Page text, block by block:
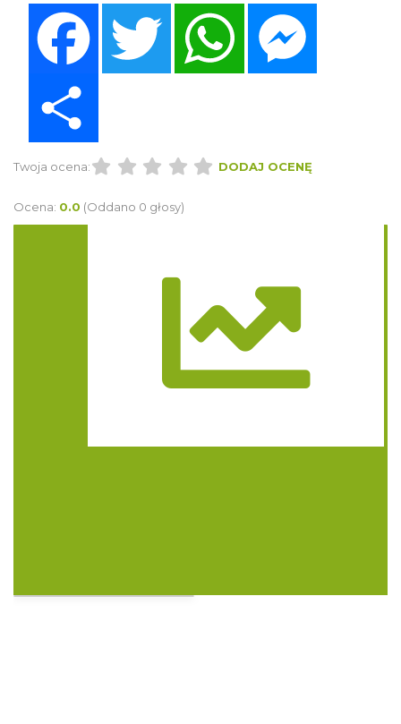
Twitter WhatsApp
Twoja ocena: DODAJ OCENĘ
Ocena: 0.0 (Oddano 0 głosy)